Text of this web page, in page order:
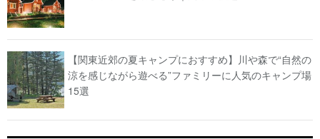
【関東近郊の夏キャンプにおすすめ】川や森で“自然の
涼を感じながら遊べる”ファミリーに人気のキャンプ場
15選